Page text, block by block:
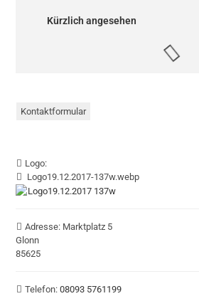
Kürzlich angesehen
Kontaktformular
Logo:
Logo19.12.2017-137w.webp
Adresse: Marktplatz 5
Glonn
85625
Telefon: 08093 5761199